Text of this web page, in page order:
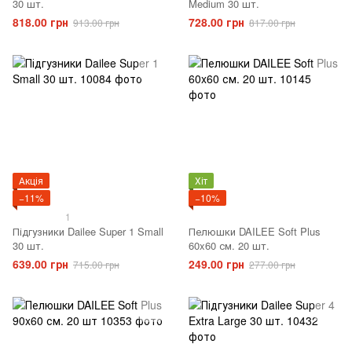
30 шт.
818.00 грн 913.00 грн
Medium 30 шт.
728.00 грн 817.00 грн
Акція
−11%
1
Підгузники Dailee Super 1 Small
30 шт.
639.00 грн 715.00 грн
Хіт
−10%
Пелюшки DAILEE Soft Plus
60x60 см. 20 шт.
249.00 грн 277.00 грн